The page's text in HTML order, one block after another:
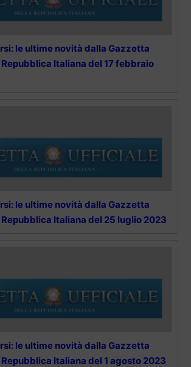
le ultime novità dalla Gazzetta
Italiana del 17 febbraio
le ultime novità dalla Gazzetta
Italiana del 25 luglio 2023
le ultime novità dalla Gazzetta
Italiana del 1 agosto 2023